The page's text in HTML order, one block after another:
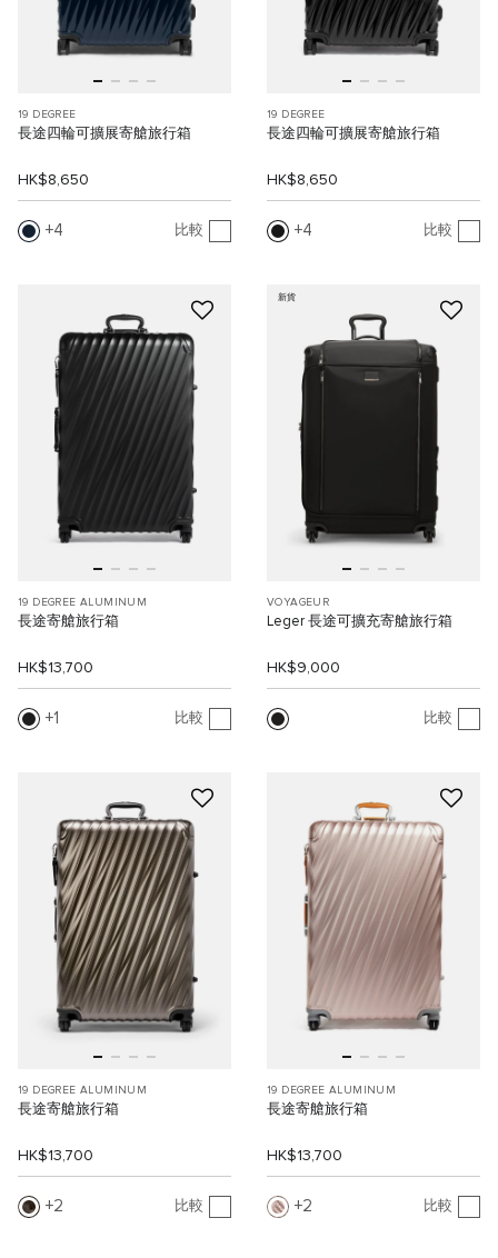
19 DEGREE
長途四輪可擴展寄艙旅行箱
HK$8,650
4 比較
19 DEGREE
長途四輪可擴展寄艙旅行箱
HK$8,650
4 比較
19 DEGREE ALUMINUM
長途寄艙旅行箱
HK$13,700
1 比較
新貨
VOYAGEUR
Leger 長途可擴充寄艙旅行箱
HK$9,000
比較
19 DEGREE ALUMINUM
長途寄艙旅行箱
HK$13,700
2 比較
19 DEGREE ALUMINUM
長途寄艙旅行箱
HK$13,700
2 比較